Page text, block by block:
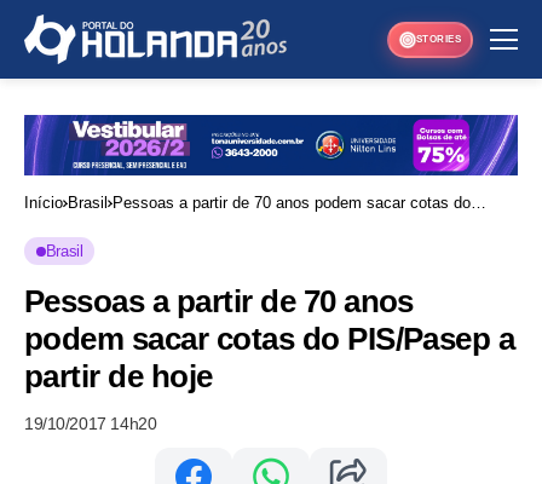
STORIES
Início Brasil
Pessoas a partir de 70 anos podem sacar cotas do
Brasil
Pessoas a partir de 70 anos
podem sacar cotas do PIS/Pasep a
partir de hoje
19/10/2017 14h20